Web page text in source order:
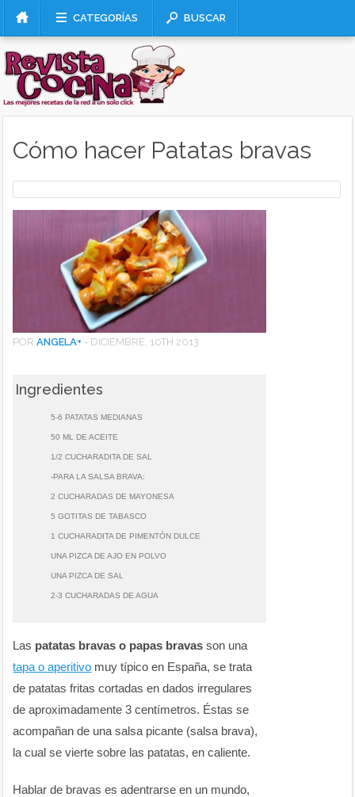
CATEGORÍAS BUSCAR
Cómo hacer Patatas bravas
PORANGELA+ - DICIEMBRE, 10TH 2013
Ingredientes
5-6 PATATAS MEDIANAS
50 ML DE ACEITE
1/2 CUCHARADITA DE SAL
-PARA LA SALSA BRAVA:
2 CUCHARADAS DE MAYONESA
5 GOTITAS DE TABASCO
1 CUCHARADITA DE PIMENTÓN DULCE
UNA PIZCA DE AJO EN POLVO
UNA PIZCA DE SAL
2-3 CUCHARADAS DE AGUA
Las patatas bravas o papas bravas son una
tapa o aperitivo muy típico en España, se trata
de patatas fritas cortadas en dados irregulares
de aproximadamente 3 centímetros. Éstas se
acompañan de una salsa picante (salsa brava),
la cual se vierte sobre las patatas, en caliente.
Hablar de bravas es adentrarse en un mundo,